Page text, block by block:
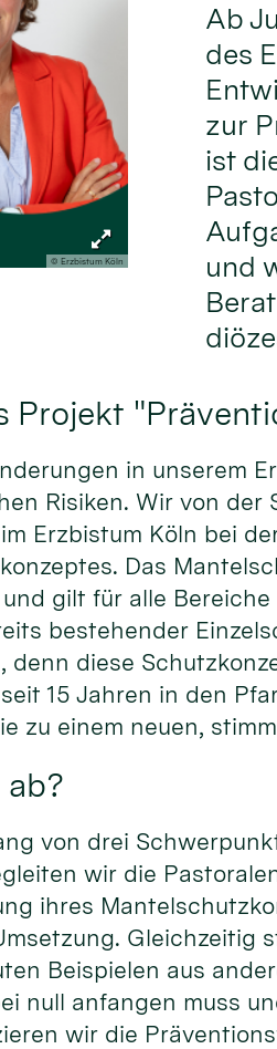
© Erzbistum Köln
Ab
des
zur
ist
und
Projekt
in unserem
Risiken. Wir von
Erzbistum Köln bei
Das
gilt für alle
bestehender
diese
15 Jahren in den
zu einem neuen,
von drei
wir die
ihres
Gleichzeitig
Beispielen aus
null anfangen muss
wir die